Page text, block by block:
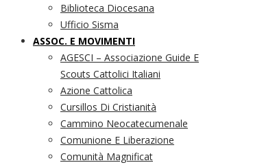
Biblioteca Diocesana
Ufficio Sisma
ASSOC. E MOVIMENTI
AGESCI – Associazione Guide E
Scouts Cattolici Italiani
Azione Cattolica
Cursillos Di Cristianità
Cammino Neocatecumenale
Comunione E Liberazione
Comunità Magnificat